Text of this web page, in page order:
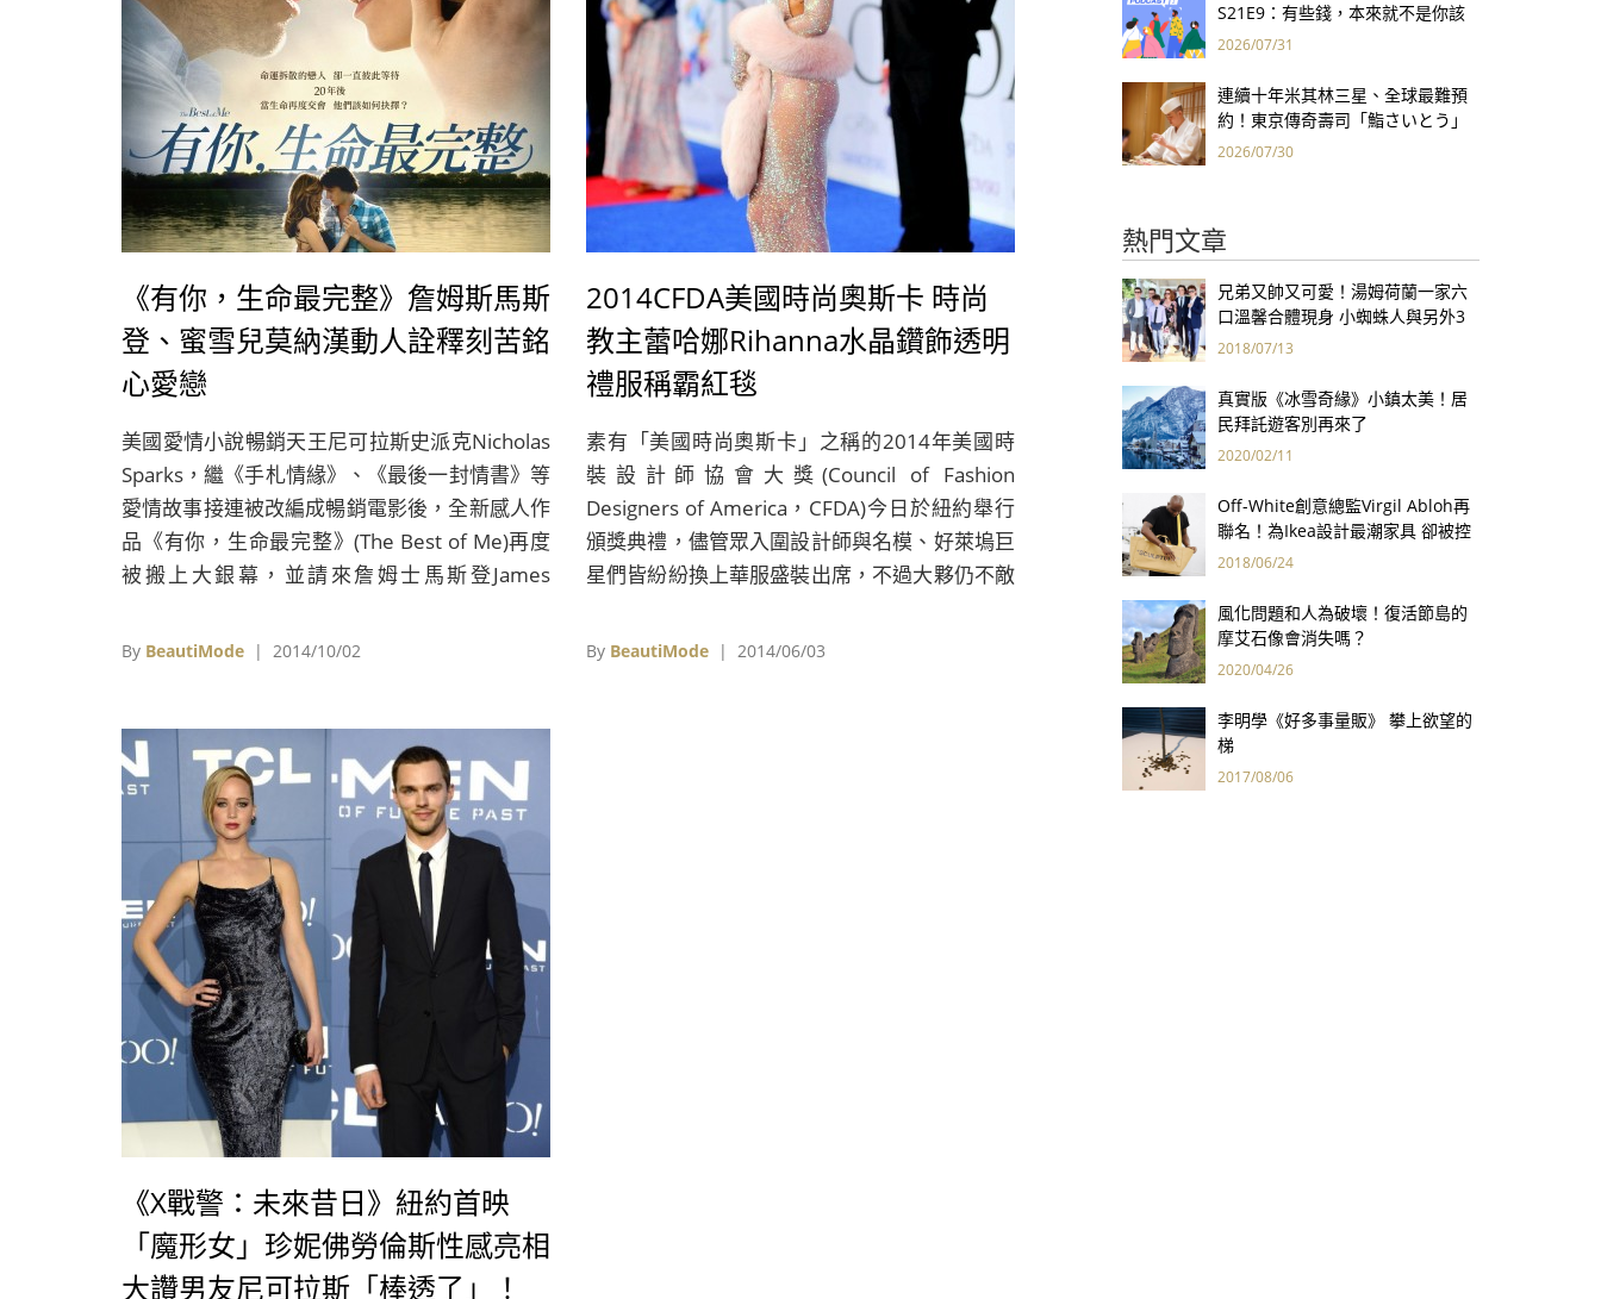
《有你，生命最完整》詹姆斯馬斯
登、蜜雪兒莫納漢動人詮釋刻苦銘
心愛戀
美國愛情小說暢銷天王尼可拉斯史派克Nicholas
Sparks，繼《手札情緣》、《最後一封情書》等
愛情故事接連被改編成暢銷電影後，全新感人作
品《有你，生命最完整》(The Best of Me)再度
被搬上大銀幕，並請來詹姆士馬斯登James
演，演繹一段關於緣份、忠誠和犧牲的刻苦銘心
By BeautiMode | 2014/10/02
2014CFDA美國時尚奧斯卡 時尚
教主蕾哈娜Rihanna水晶鑽飾透明
禮服稱霸紅毯
素有「美國時尚奧斯卡」之稱的2014年美國時
裝設計師協會大獎(Council of Fashion
Designers of America，CFDA)今日於紐約舉行
頒獎典禮，儘管眾入圍設計師與名模、好萊塢巨
星們皆紛紛換上華服盛裝出席，不過大夥仍不敵
樂小天后蕾哈娜Rihanna，她以一襲大膽又性感
By BeautiMode | 2014/06/03
《X戰警：未來昔日》紐約首映
「魔形女」珍妮佛勞倫斯性感亮相
大讚男友尼可拉斯「棒透了」！
S21E9：有些錢，本來就不是你該
賺的——讀《一個投機者的告白》
2026/07/31
連續十年米其林三星、全球最難預
約！東京傳奇壽司「鮨さいとう」
為何破例首度來台？
2026/07/30
熱門文章
兄弟又帥又可愛！湯姆荷蘭一家六
口溫馨合體現身 小蜘蛛人與另外3
個弟弟感情超好！
2018/07/13
真實版《冰雪奇緣》小鎮太美！居
民拜託遊客別再來了
2020/02/11
Off-White創意總監Virgil Abloh再
聯名！為Ikea設計最潮家具 卻被控
抄襲？
2018/06/24
風化問題和人為破壞！復活節島的
摩艾石像會消失嗎？
2020/04/26
李明學《好多事量販》 攀上欲望的
梯
2017/08/06